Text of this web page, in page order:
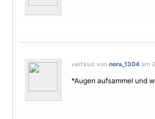
verfasst von nora_1304 am
*Augen aufsammel und